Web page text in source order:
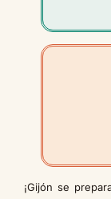
¡Gijón se